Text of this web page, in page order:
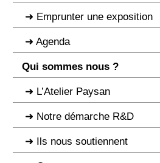
Emprunter une exposition
Agenda
Qui sommes nous ?
L’Atelier Paysan
Notre démarche R&D
Ils nous soutiennent